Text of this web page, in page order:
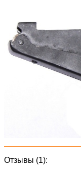
Отзывы (1):